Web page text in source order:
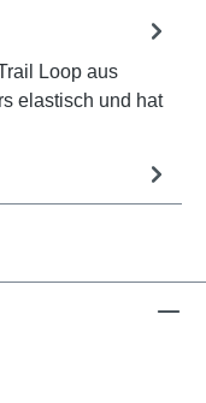
Loop aus
elastisch und hat